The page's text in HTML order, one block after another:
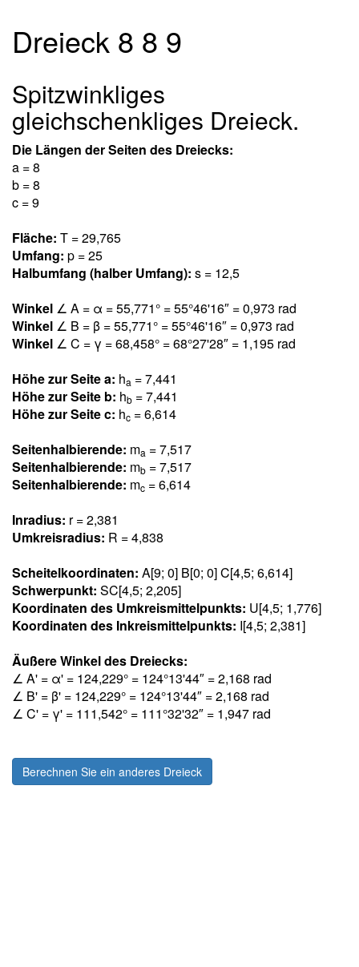
Dreieck 8 8 9
Spitzwinkliges
gleichschenkliges Dreieck.
Die Längen der Seiten des Dreiecks:
a = 8
b = 8
c = 9
Fläche: T = 29,765
Umfang: p = 25
Halbumfang (halber Umfang): s = 12,5
Winkel ∠ A = α = 55,771° = 55°46'16″ = 0,973 rad
Winkel ∠ B = β = 55,771° = 55°46'16″ = 0,973 rad
Winkel ∠ C = γ = 68,458° = 68°27'28″ = 1,195 rad
Höhe zur Seite a: ha = 7,441
Höhe zur Seite b: hb = 7,441
Höhe zur Seite c: hc = 6,614
Seitenhalbierende: ma = 7,517
Seitenhalbierende: mb = 7,517
Seitenhalbierende: mc = 6,614
Inradius: r = 2,381
Umkreisradius: R = 4,838
Scheitelkoordinaten: A[9; 0] B[0; 0] C[4,5; 6,614]
Schwerpunkt: SC[4,5; 2,205]
Koordinaten des Umkreismittelpunkts: U[4,5; 1,776]
Koordinaten des Inkreismittelpunkts: I[4,5; 2,381]
Äußere Winkel des Dreiecks:
∠ A' = α' = 124,229° = 124°13'44″ = 2,168 rad
∠ B' = β' = 124,229° = 124°13'44″ = 2,168 rad
∠ C' = γ' = 111,542° = 111°32'32″ = 1,947 rad
Berechnen Sie ein anderes Dreieck